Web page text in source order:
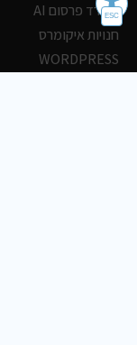
משרד פרסום AI
חנויות איקומרס
WORDPRESS